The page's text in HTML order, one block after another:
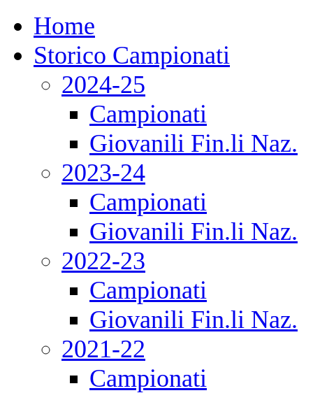
Home
Storico Campionati
2024-25
Campionati
Giovanili Fin.li Naz.
2023-24
Campionati
Giovanili Fin.li Naz.
2022-23
Campionati
Giovanili Fin.li Naz.
2021-22
Campionati